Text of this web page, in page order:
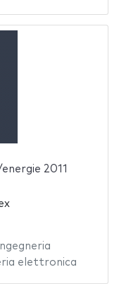
2011
elettronica